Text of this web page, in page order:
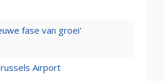
fase van groei'
Airport